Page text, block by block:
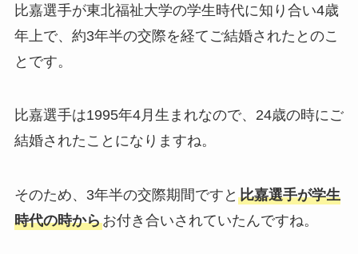
比嘉選手が東北福祉大学の学生時代に知り合い4歳
年上で、約3年半の交際を経てご結婚されたとのこ
とです。
比嘉選手は1995年4月生まれなので、24歳の時にご
結婚されたことになりますね。
そのため、3年半の交際期間ですと 比嘉選手が学生
時代の時からお付き合いされていたんですね。